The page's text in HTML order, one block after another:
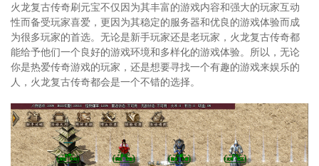
火龙复古传奇刷元宝不仅因为其丰富的游戏内容和强大的玩家互动
性而备受玩家喜爱，更因为其稳定的服务器和优良的游戏体验而成
为很多玩家的首选。无论是新手玩家还是老玩家，火龙复古传奇都
能给予他们一个良好的游戏环境和多样化的游戏体验。所以，无论
你是热爱传奇游戏的玩家，还是想要寻找一个有趣的游戏来娱乐的
人，火龙复古传奇都会是一个不错的选择。